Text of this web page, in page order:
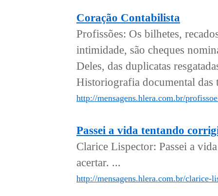
Coração Contabilista
Profissões: Os bilhetes,
intimidade, são cheques
Deles, das duplicatas
Historiografia documental das
http://mensagens.hlera.com.br/
Passei a vida tentando
Clarice Lispector: Passei a
acertar. ...
http://mensagens.hlera.com.br/clarice-